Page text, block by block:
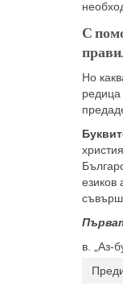
С
Но
редица
езиков
в. „Аз-